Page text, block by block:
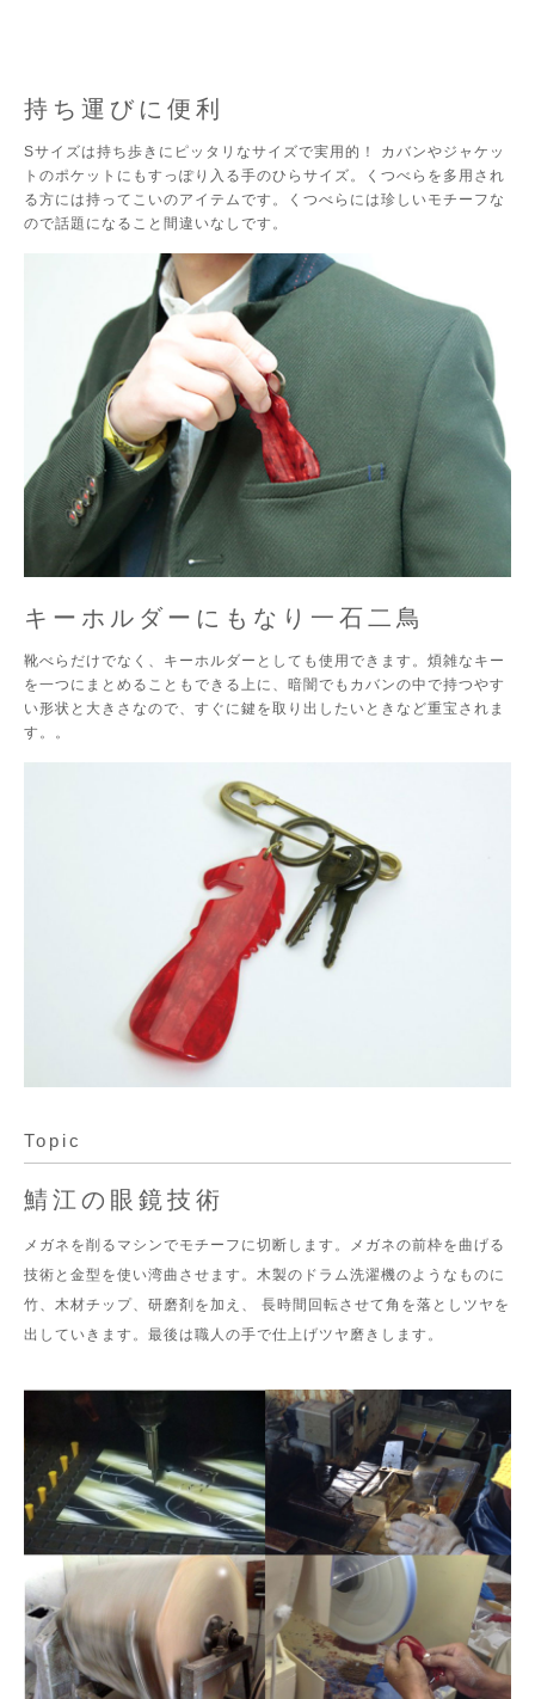
持ち運びに便利
Sサイズは持ち歩きにピッタリなサイズで実用的！ カバンやジャケッ
トのポケットにもすっぽり入る手のひらサイズ。くつべらを多用され
る方には持ってこいのアイテムです。くつべらには珍しいモチーフな
ので話題になること間違いなしです。
キーホルダーにもなり一石二鳥
靴べらだけでなく、キーホルダーとしても使用できます。煩雑なキー
を一つにまとめることもできる上に、暗闇でもカバンの中で持つやす
い形状と大きさなので、すぐに鍵を取り出したいときなど重宝されま
す。。
Topic
鯖江の眼鏡技術
メガネを削るマシンでモチーフに切断します。メガネの前枠を曲げる
技術と金型を使い湾曲させます。木製のドラム洗濯機のようなものに
竹、木材チップ、研磨剤を加え、 長時間回転させて角を落としツヤを
出していきます。最後は職人の手で仕上げツヤ磨きします。